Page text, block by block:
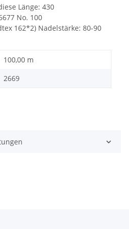
Länge: 430
No. 100
162*2) Nadelstärke: 80-90
100,00 m
2669